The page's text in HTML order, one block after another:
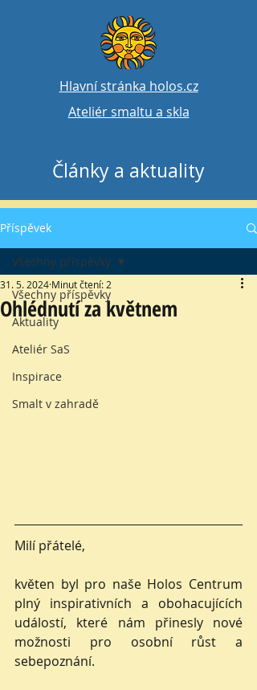
Hlavní stránka holos.cz
Ateliér smaltu a skla
Články a aktuality
Příspěvek
Všechny příspěvky
Aktuality
Ateliér SaS
Inspirace
Smalt v zahradě
Všechny příspěvky
Ohlédnutí za květnem
31. 5. 2024 Minut čtení: 2
Milí přátelé,
květen byl pro naše Holos Centrum
plný inspirativních a obohacujících
událostí, které nám přinesly nové
možnosti pro osobní růst a
sebepoznání.